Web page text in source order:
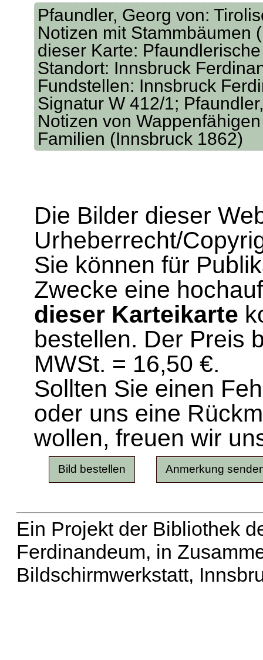
Pfaundler, Georg von:
Notizen mit Stammbäumen
dieser Karte:
Standort: Innsbruck
Fundstellen: Innsbruck
Signatur W 412/1;
Notizen von
Familien (Innsbruck 1862)
Die Bilder dieser
Urheberrecht/
Sie können für
Zwecke eine
dieser Karteikarte
bestellen. Der Preis
MWSt. = 16,50 €.
Sollten Sie einen
oder uns eine
wollen, freuen wir
Ein Projekt der Bibliothek
Ferdinandeum, in
Bildschirmwerkstatt,